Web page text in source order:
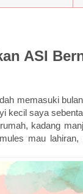
ASI
memasuki
kecil saya
kadang
mau